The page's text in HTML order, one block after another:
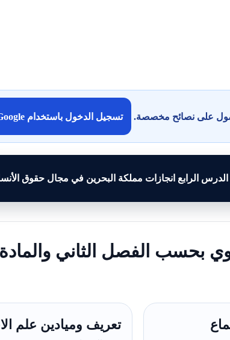
على نصائح مخصصة. تسجيل الدخول باستخدام Google
الدرس الرابع انجازات مملكة البحرين في مجال حقوق
بحسب الفصل الثاني والمادة
تعريف وميادين علم